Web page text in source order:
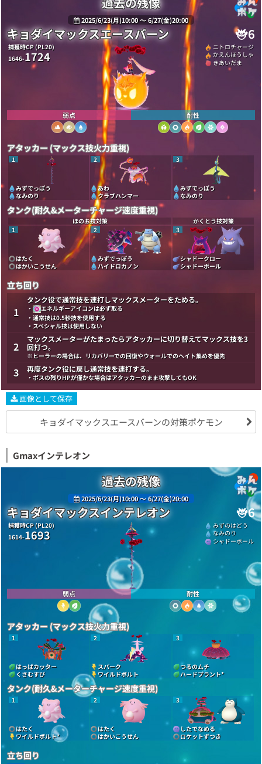
2025/6/23(月)10:00 〜 6/27(金)20:00
キョダイマックスエースバーン 6
捕獲時CP (PL20)
1646-1724
ニトロチャージ
かえんほうしゃ
きあいだま
弱点 耐性
アタッカー (マックス技火力重視)
1
みずでっぽう
なみのり
2
あわ
クラブハンマー
3
みずでっぽう
なみのり
タンク(耐久&メーターチャージ速度重視)
ほのお技対策
かくとう技対策
1
はたく
はかいこうせん
2
みずでっぽう
ハイドロカノン
3
シャドークロー
シャドーボール
立ち回り
1
タンク役で通常技を連打しマックスメーターをためる。
・
エネルギーアイコンは必ず取る
・通常技は0.5秒技を使用する
・スペシャル技は使用しない
2
マックスメーターがたまったらアタッカーに切り替えてマックス技を3
回打つ。
※ヒーラーの場合は、リカバリーでの回復やウォールでのヘイト集めを優先
3 再度タンク役に戻し通常技を連打する。
・ボスの残りHPが僅かな場合はアタッカーのまま攻撃してもOK
画像として保存
キョダイマックスエースバーンの対策ポケモン
Gmaxインテレオン
過去の残像
2025/6/23(月)10:00 〜 6/27(金)20:00
キョダイマックスインテレオン 6
捕獲時CP (PL20)
1614-1693
みずのはどう
なみのり
シャドーボール
弱点 耐性
アタッカー (マックス技火力重視)
1
はっぱカッター
くさむすび
2
スパーク
ワイルドボルト
3
つるのムチ
ハードプラント*
タンク(耐久&メーターチャージ速度重視)
1
はたく
ワイルドボルト*
2
はたく
はかいこうせん
3
したでなめる
ロケットずつき
立ち回り